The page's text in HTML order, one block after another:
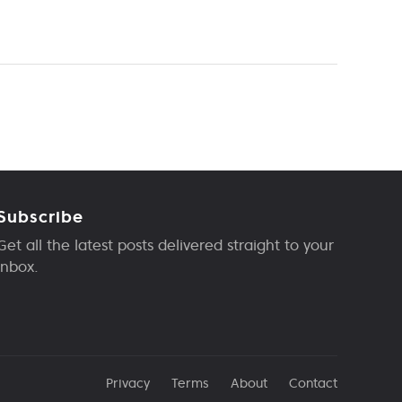
all the latest posts delivered straight to your
Privacy Terms About Contact